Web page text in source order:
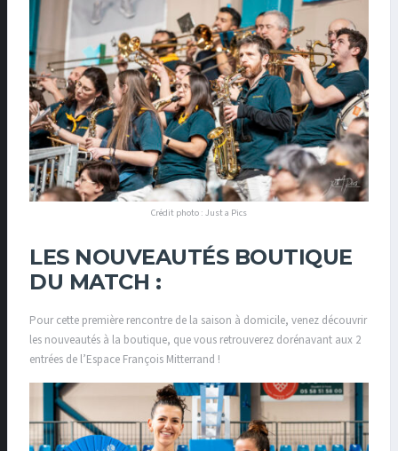
Crédit photo : Just a Pics
LES NOUVEAUTÉS BOUTIQUE
DU MATCH :
Pour cette première rencontre de la saison à domicile, venez découvrir
les nouveautés à la boutique, que vous retrouverez dorénavant aux 2
entrées de l’Espace François Mitterrand !